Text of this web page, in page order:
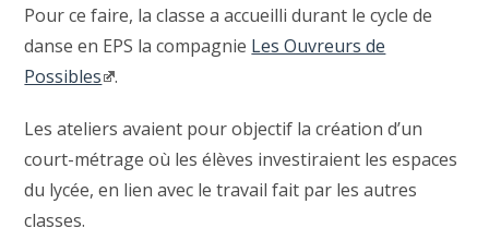
Pour ce faire, la classe a accueilli durant le cycle de
danse en EPS la compagnie Les Ouvreurs de
Possibles
.
Les ateliers avaient pour objectif la création d’un
court-métrage où les élèves investiraient les espaces
du lycée, en lien avec le travail fait par les autres
classes.